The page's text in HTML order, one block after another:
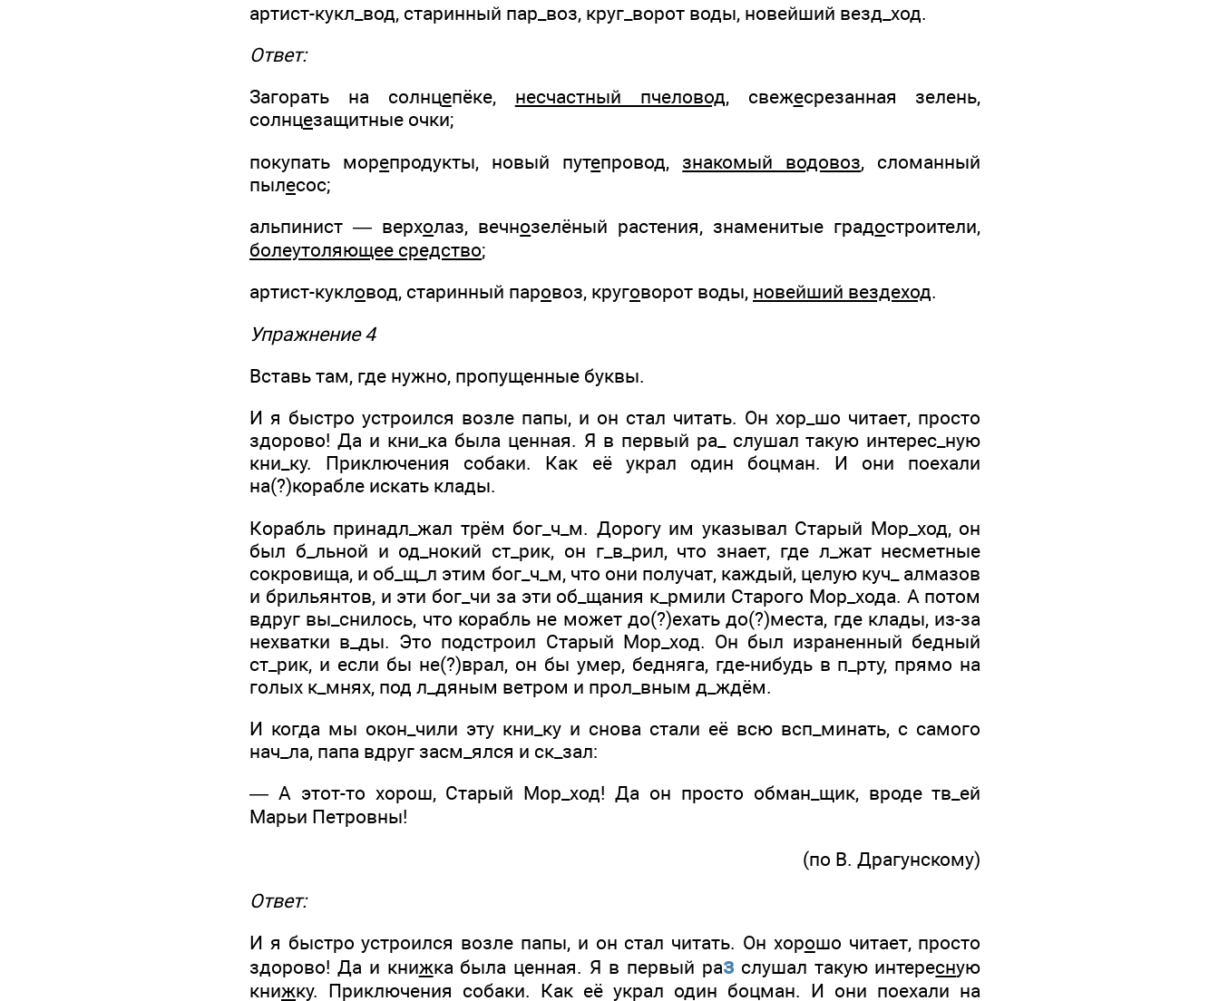
артист-кукл_вод, старинный пар_воз, круг_ворот воды, новейший везд_ход.
Ответ:
Загорать на солнцепёке, несчастный пчеловод, свежесрезанная зелень,
солнцезащитные очки;
покупать морепродукты, новый путепровод, знакомый водовоз, сломанный
пылесос;
альпинист — верхолаз, вечнозелёный растения, знаменитые градостроители,
болеутоляющее средство;
артист-кукловод, старинный паровоз, круговорот воды, новейший вездеход.
Упражнение 4
Вставь там, где нужно, пропущенные буквы.
И я быстро устроился возле папы, и он стал читать. Он хор_шо читает, просто
здорово! Да и кни_ка была ценная. Я в первый ра_ слушал такую интерес_ную
кни_ку. Приключения собаки. Как её украл один боцман. И они поехали
на(?)корабле искать клады.
Корабль принадл_жал трём бог_ч_м. Дорогу им указывал Старый Мор_ход, он
был б_льной и од_нокий ст_рик, он г_в_рил, что знает, где л_жат несметные
сокровища, и об_щ_л этим бог_ч_м, что они получат, каждый, целую куч_ алмазов
и брильянтов, и эти бог_чи за эти об_щания к_рмили Старого Мор_хода. А потом
вдруг вы_снилось, что корабль не может до(?)ехать до(?)места, где клады, из-за
нехватки в_ды. Это подстроил Старый Мор_ход. Он был израненный бедный
ст_рик, и если бы не(?)врал, он бы умер, бедняга, где-нибудь в п_рту, прямо на
голых к_мнях, под л_дяным ветром и прол_вным д_ждём.
И когда мы окон_чили эту кни_ку и снова стали её всю всп_минать, с самого
нач_ла, папа вдруг засм_ялся и ск_зал:
— А этот-то хорош, Старый Мор_ход! Да он просто обман_щик, вроде тв_ей
Марьи Петровны!
(по В. Драгунскому)
Ответ:
И я быстро устроился возле папы, и он стал читать. Он хорошо читает, просто
здорово! Да и книжка была ценная. Я в первый разслушал такую интересную
книжку. Приключения собаки. Как её украл один боцман. И они поехали на